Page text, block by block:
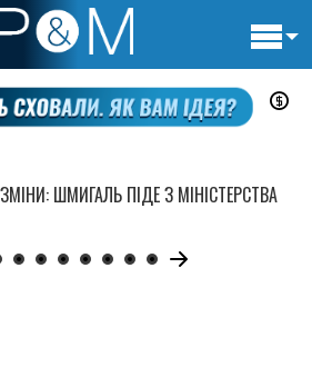
ШМИГАЛЬ ПІДЕ З МІНІСТЕРСТВА